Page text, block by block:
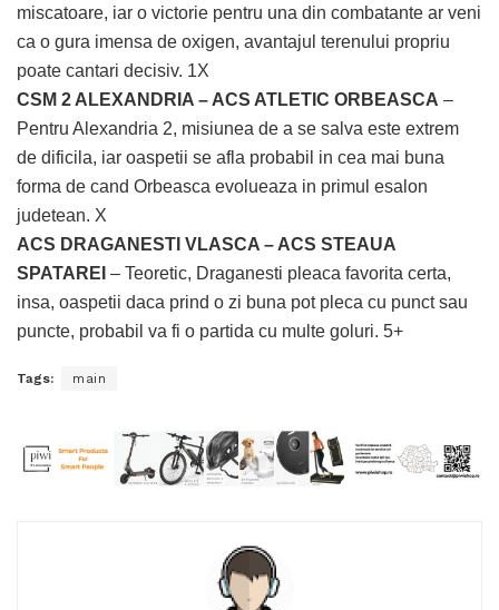
miscatoare, iar o victorie pentru una din combatante ar veni
ca o gura imensa de oxigen, avantajul terenului propriu
poate cantari decisiv. 1X
CSM 2 ALEXANDRIA – ACS ATLETIC ORBEASCA –
Pentru Alexandria 2, misiunea de a se salva este extrem
de dificila, iar oaspetii se afla probabil in cea mai buna
forma de cand Orbeasca evolueaza in primul esalon
judetean. X
ACS DRAGANESTI VLASCA – ACS STEAUA
SPATAREI – Teoretic, Draganesti pleaca favorita certa,
insa, oaspetii daca prind o zi buna pot pleca cu punct sau
puncte, probabil va fi o partida cu multe goluri. 5+
Tags: main